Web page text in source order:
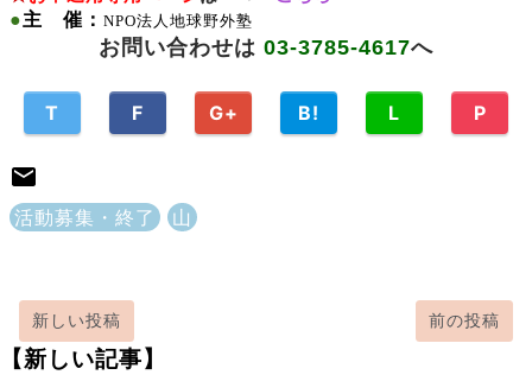
●主 催： NPO法人地球野外塾
お問い合わせは 03-3785-4617へ
T F G+ B! L P
活動募集・終了 山
新しい投稿 前の投稿
【新しい記事】